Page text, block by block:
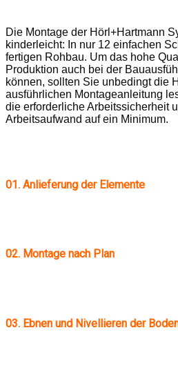
Die Montage der Hörl+Hartmann
kinderleicht: In nur 12 einfachen
fertigen Rohbau. Um das hohe
Produktion auch bei der
können, sollten Sie unbedingt die
ausführlichen Montageanleitung
die erforderliche Arbeitssicherheit
Arbeitsaufwand auf ein Minimum.
01. Anlieferung der Elemente
02. Montage nach Plan
03. Ebnen und Nivellieren der